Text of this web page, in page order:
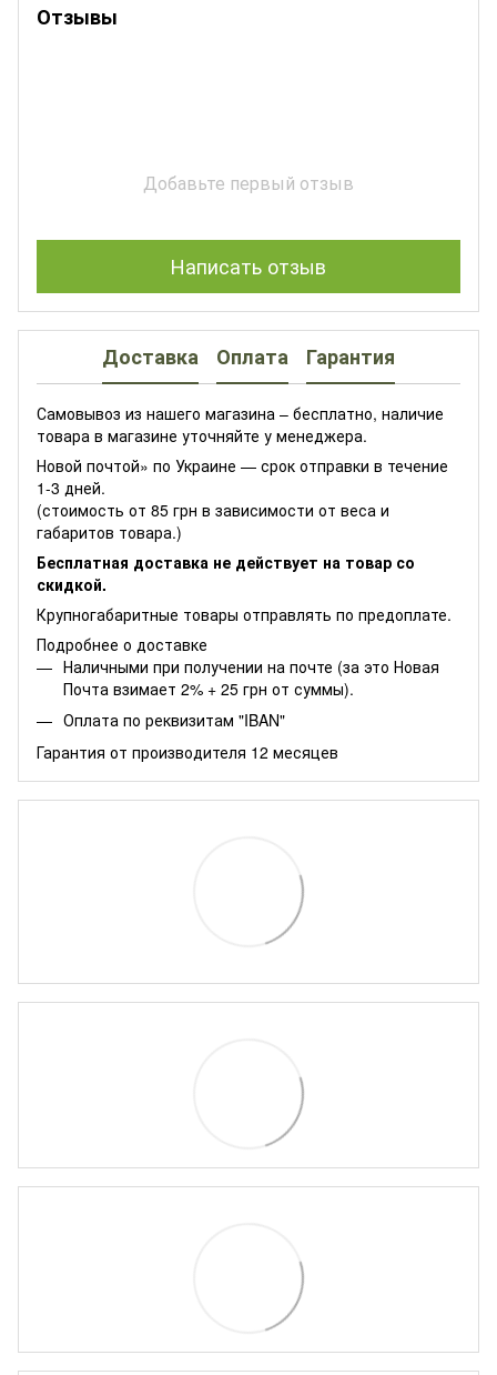
Отзывы
Добавьте первый отзыв
Написать отзыв
Доставка Оплата Гарантия
Самовывоз из нашего магазина – бесплатно, наличие
товара в магазине уточняйте у менеджера.
Новой почтой» по Украине — срок отправки в течение
1-3 дней.
(стоимость от 85 грн в зависимости от веса и
габаритов товара.)
Бесплатная доставка не действует на товар со
скидкой.
Крупногабаритные товары отправлять по предоплате.
Подробнее о доставке
Наличными при получении на почте (за это Новая
Почта взимает 2% + 25 грн от суммы).
Оплата по реквизитам "IBAN"
Гарантия от производителя 12 месяцев